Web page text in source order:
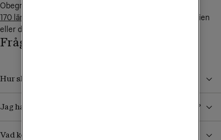
Obegränsad Max så ingår fria samtal inom familjen i över
170 länder i världen
. Perfekt när ditt barn backpackar i Asien
eller du seglar i Karibien.
Frågor och svar
Hur skyddar jag mig från höga kostnader i utlandet?
Jag har köpt ett datapaket. Hur vet jag när det tar slut?
Vad kostar det att ta emot sms/mms från Sverige?